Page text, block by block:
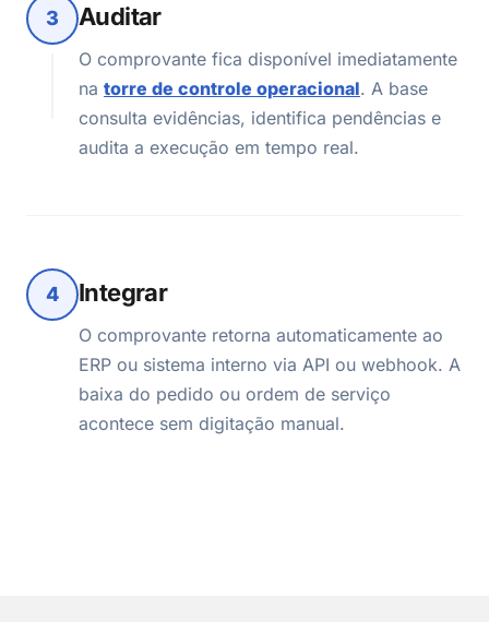
3 Auditar
O comprovante fica disponível imediatamente
na torre de controle operacional. A base
consulta evidências, identifica pendências e
audita a execução em tempo real.
4 Integrar
O comprovante retorna automaticamente ao
ERP ou sistema interno via API ou webhook. A
baixa do pedido ou ordem de serviço
acontece sem digitação manual.